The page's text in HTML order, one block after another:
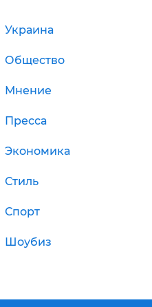
Украина
Общество
Мнение
Пресса
Экономика
Стиль
Спорт
Шоубиз